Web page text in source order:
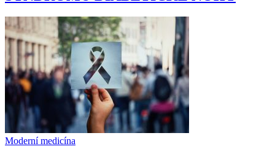
Moderní medicína